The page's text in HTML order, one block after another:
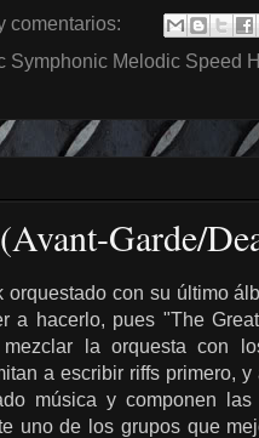
comentarios:
Symphonic Melodic Speed
Garde/
orquestado con su último
a hacerlo, pues "The
la orquesta con
a escribir riffs primero, y
música y componen
uno de los grupos que